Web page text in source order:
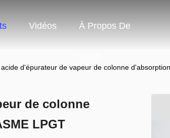
Vidéos À Propos De
d'épurateur de vapeur de colonne
de colonne
LPGT